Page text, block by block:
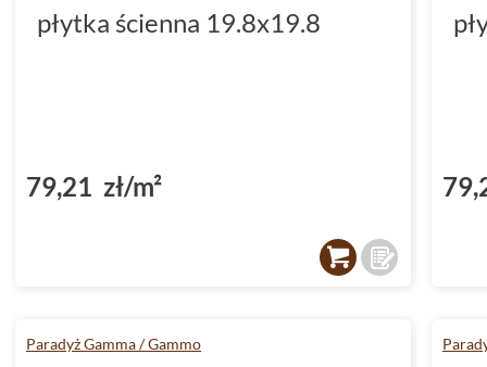
płytka ścienna 19.8x19.8
79,21 zł/m²
Paradyż Gamma / Gammo